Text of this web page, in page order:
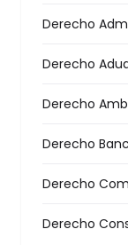
Derecho
Derecho
Derecho
Derecho
Derecho
Derecho